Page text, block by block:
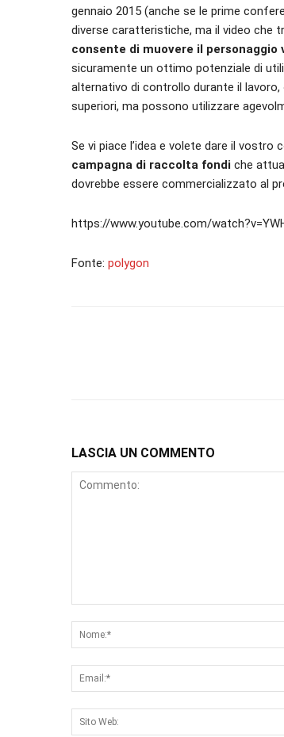
gennaio 2015 (anche se le prime
diverse caratteristiche, ma il video che
consente di muovere il
sicuramente un ottimo potenziale di
alternativo di controllo durante il
superiori, ma possono utilizzare
Se vi piace l’idea e volete dare il vostro
campagna di raccolta fondi che
dovrebbe essere commercializzato al
https://www.youtube.com/
Fonte: polygon
LASCIA UN COMMENTO